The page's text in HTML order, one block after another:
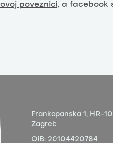
ovoj poveznici, a facebook
Frankopanska 1, HR-
Zagreb
OIB: 20104420784